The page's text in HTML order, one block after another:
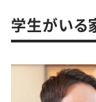
学生がいる